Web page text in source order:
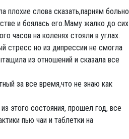
плохие слова сказать,парням больно
и боялась его.Маму жалко до сих
часов на коленях стояли в углах.
стресс но из дипрессии не смогла
из отношений и сказала все
за все время,что не знаю как
этого состояния, прошел год, все
пью чаи и таблетки на